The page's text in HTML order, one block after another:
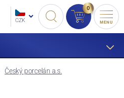
CZK
0
MENU
Český porcelán a.s.